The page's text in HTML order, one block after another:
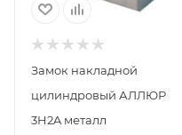
Замок накладной
цилиндровый АЛЛЮР
3H2A металл